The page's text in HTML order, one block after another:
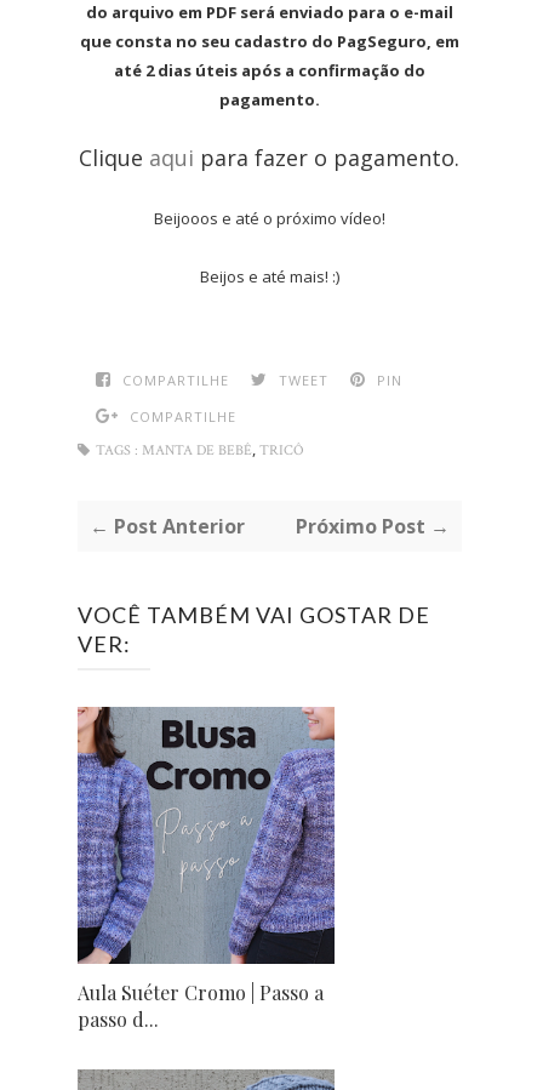
do arquivo em PDF será enviado para o e-mail
que consta no seu cadastro do PagSeguro, em
até 2 dias úteis após a confirmação do
pagamento.
Clique aqui para fazer o pagamento.
Beijooos e até o próximo vídeo!
Beijos e até mais! :)
COMPARTILHE TWEET
PIN
COMPARTILHE
TAGS : MANTA DE BEBÊ, TRICÔ
← Post Anterior Próximo Post →
VOCÊ TAMBÉM VAI GOSTAR DE
VER:
Aula Suéter Cromo | Passo a
passo d...